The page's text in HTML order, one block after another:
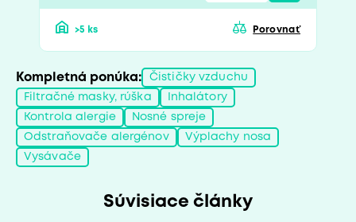
>5 ks Porovnať
Kompletná ponúka: Čističky vzduchu
Filtračné masky, rúška Inhalátory
Kontrola alergie Nosné spreje
Odstraňovače alergénov Výplachy nosa
Vysávače
Súvisiace články